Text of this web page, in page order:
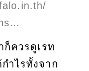
ก็ควรดูเรท
ำไรทั้งจาก